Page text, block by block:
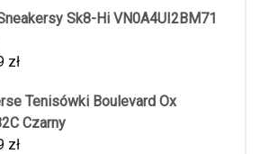
Sk8-Hi VN0A4UI2BM71
zł
Tenisówki Boulevard Ox
Czarny
zł